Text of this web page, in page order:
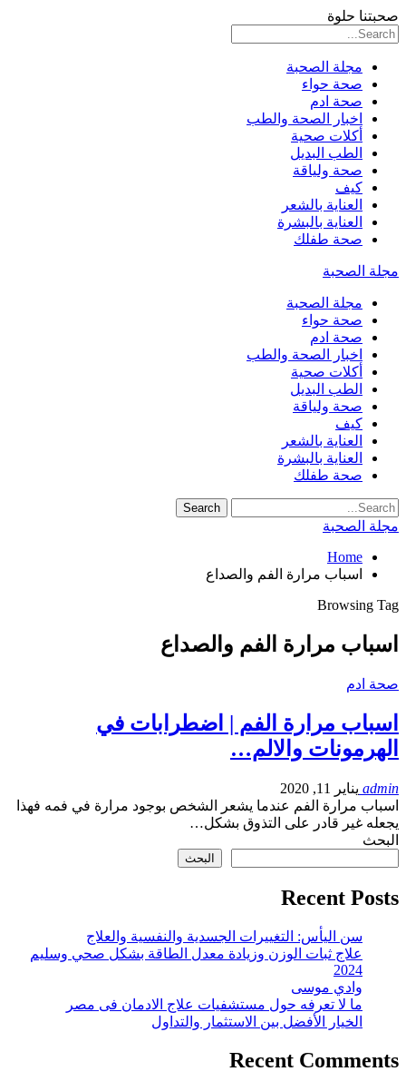
صحبتنا حلوة
مجلة الصحبة
صحة حواء
صحة ادم
اخبار الصحة والطب
أكلات صحية
الطب البديل
صحة ولياقة
كيف
العناية بالشعر
العناية بالبشرة
صحة طفلك
مجلة الصحبة
مجلة الصحبة
صحة حواء
صحة ادم
اخبار الصحة والطب
أكلات صحية
الطب البديل
صحة ولياقة
كيف
العناية بالشعر
العناية بالبشرة
صحة طفلك
مجلة الصحبة
Home
اسباب مرارة الفم والصداع
Browsing Tag
اسباب مرارة الفم والصداع
صحة ادم
اسباب مرارة الفم | اضطرابات في
الهرمونات والالم…
admin يناير 11, 2020
اسباب مرارة الفم عندما يشعر الشخص بوجود مرارة في فمه فهذا
يجعله غير قادر على التذوق بشكل…
البحث
البحث
Recent Posts
سن اليأس: التغييرات الجسدية والنفسية والعلاج
علاج ثبات الوزن وزيادة معدل الطاقة بشكل صحي وسليم
2024
وادي موسى
ما لا تعرفه حول مستشفيات علاج الادمان فى مصر
الخيار الأفضل بين الاستثمار والتداول
Recent Comments